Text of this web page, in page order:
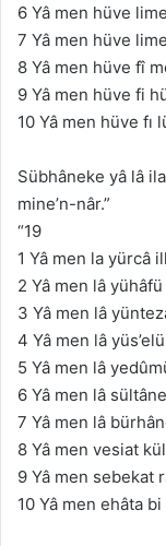
6 Yâ men hüve
7 Yâ men hüve
8 Yâ men hüve fî
9 Yâ men hüve fi
10 Yâ men hüve fı
Sübhâneke yâ lâ
mine’n-nâr.”
“19
1 Yâ men la yürcâ
2 Yâ men lâ yühâfü
3 Yâ men lâ
4 Yâ men lâ
5 Yâ men lâ
6 Yâ men lâ
7 Yâ men lâ
8 Yâ men vesiat
9 Yâ men sebekat
10 Yâ men ehâta